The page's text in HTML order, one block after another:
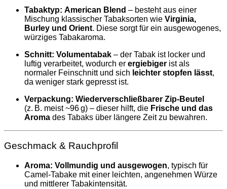
Tabaktyp: American Blend – besteht aus einer
Mischung klassischer Tabaksorten wie Virginia,
Burley und Orient. Diese sorgt für ein ausgewogenes,
würziges Tabakaroma.
Schnitt: Volumentabak – der Tabak ist locker und
luftig verarbeitet, wodurch er ergiebiger ist als
normaler Feinschnitt und sich leichter stopfen lässt,
da weniger stark gepresst ist.
Verpackung: Wiederverschließbarer Zip‑Beutel
(z. B. meist ~96 g) – dieser hilft, die Frische und das
Aroma des Tabaks über längere Zeit zu bewahren.
Geschmack & Rauchprofil
Aroma: Vollmundig und ausgewogen, typisch für
Camel‑Tabake mit einer leichten, angenehmen Würze
und mittlerer Tabakintensität.